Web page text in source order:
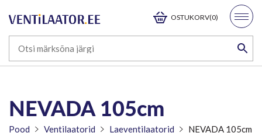
OSTUKORV(0)
NEVADA 105cm
Pood Ventilaatorid Laeventilaatorid NEVADA 105cm